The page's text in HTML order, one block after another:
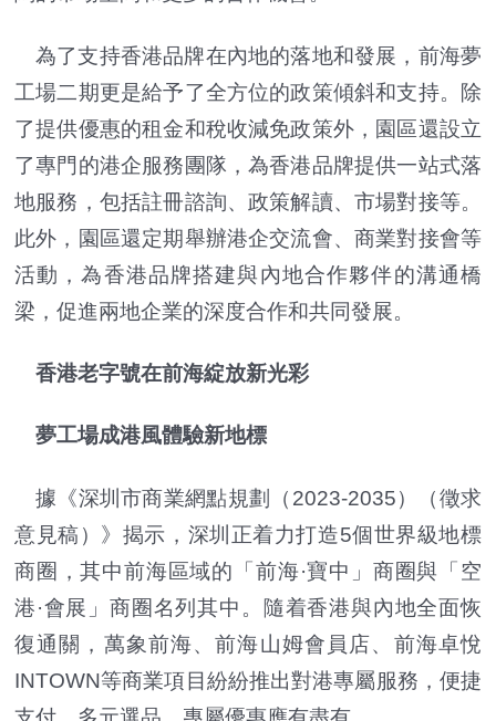
為了支持香港品牌在內地的落地和發展，前海夢
工場二期更是給予了全方位的政策傾斜和支持。除
了提供優惠的租金和稅收減免政策外，園區還設立
了專門的港企服務團隊，為香港品牌提供一站式落
地服務，包括註冊諮詢、政策解讀、市場對接等。
此外，園區還定期舉辦港企交流會、商業對接會等
活動，為香港品牌搭建與內地合作夥伴的溝通橋
梁，促進兩地企業的深度合作和共同發展。
香港老字號在前海綻放新光彩
夢工場成港風體驗新地標
據《深圳市商業網點規劃（2023-2035）（徵求
意見稿）》揭示，深圳正着力打造5個世界級地標
商圈，其中前海區域的「前海·寶中」商圈與「空
港·會展」商圈名列其中。隨着香港與內地全面恢
復通關，萬象前海、前海山姆會員店、前海卓悅
INTOWN等商業項目紛紛推出對港專屬服務，便捷